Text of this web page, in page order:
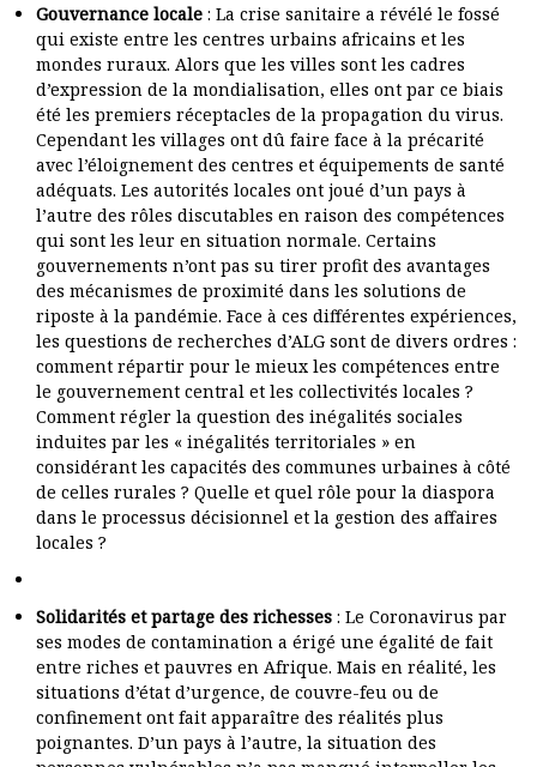
Gouvernance locale : La crise sanitaire a révélé le fossé
qui existe entre les centres urbains africains et les
mondes ruraux. Alors que les villes sont les cadres
d’expression de la mondialisation, elles ont par ce biais
été les premiers réceptacles de la propagation du virus.
Cependant les villages ont dû faire face à la précarité
avec l’éloignement des centres et équipements de santé
adéquats. Les autorités locales ont joué d’un pays à
l’autre des rôles discutables en raison des compétences
qui sont les leur en situation normale. Certains
gouvernements n’ont pas su tirer profit des avantages
des mécanismes de proximité dans les solutions de
riposte à la pandémie. Face à ces différentes expériences,
les questions de recherches d’ALG sont de divers ordres :
comment répartir pour le mieux les compétences entre
le gouvernement central et les collectivités locales ?
Comment régler la question des inégalités sociales
induites par les « inégalités territoriales » en
considérant les capacités des communes urbaines à côté
de celles rurales ? Quelle et quel rôle pour la diaspora
dans le processus décisionnel et la gestion des affaires
locales ?
Solidarités et partage des richesses : Le Coronavirus par
ses modes de contamination a érigé une égalité de fait
entre riches et pauvres en Afrique. Mais en réalité, les
situations d’état d’urgence, de couvre-feu ou de
confinement ont fait apparaître des réalités plus
poignantes. D’un pays à l’autre, la situation des